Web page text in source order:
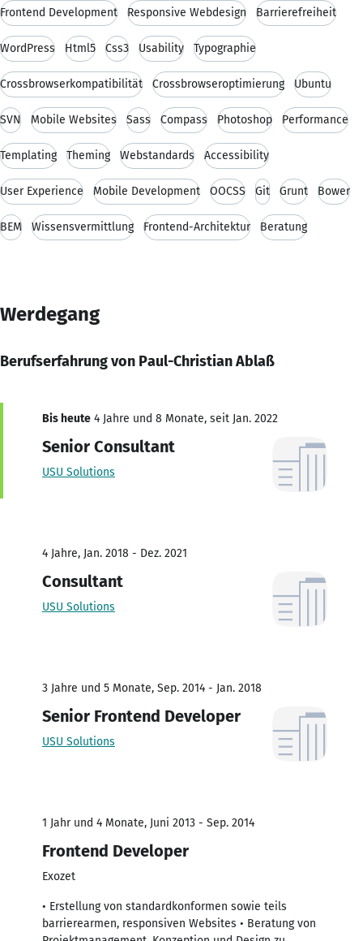
Frontend Development Responsive Webdesign Barrierefreiheit
WordPress Html5 Css3 Usability Typographie
Crossbrowserkompatibilität Crossbrowseroptimierung Ubuntu
SVN Mobile Websites Sass Compass Photoshop Performance
Templating Theming Webstandards Accessibility
User Experience Mobile Development OOCSS Git Grunt Bower
BEM Wissensvermittlung Frontend-Architektur Beratung
Werdegang
Berufserfahrung von Paul-Christian Ablaß
Bis heute 4 Jahre und 8 Monate, seit Jan. 2022
Senior Consultant
USU Solutions
4 Jahre, Jan. 2018 - Dez. 2021
Consultant
USU Solutions
3 Jahre und 5 Monate, Sep. 2014 - Jan. 2018
Senior Frontend Developer
USU Solutions
1 Jahr und 4 Monate, Juni 2013 - Sep. 2014
Frontend Developer
Exozet
• Erstellung von standardkonformen sowie teils
barrierearmen, responsiven Websites • Beratung von